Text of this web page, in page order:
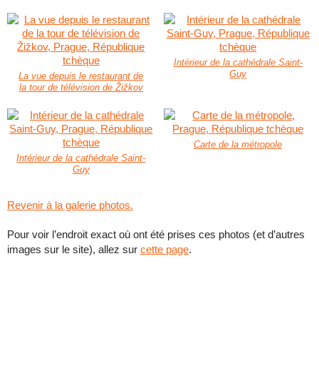
La vue depuis le restaurant de
la tour de télévision de Žižkov
Intérieur de la cathédrale Saint-
Guy
Intérieur de la cathédrale Saint-
Guy
Carte de la métropole
Revenir à la galerie photos.
Pour voir l’endroit exact où ont été prises ces photos (et d’autres
images sur le site), allez sur cette page.